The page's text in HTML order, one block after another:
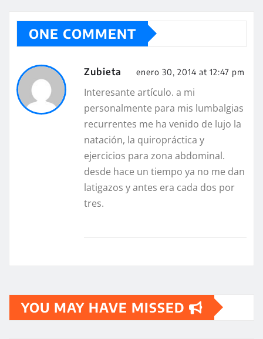
ONE COMMENT
Zubieta enero 30, 2014 at 12:47 pm
Interesante artículo. a mi
personalmente para mis lumbalgias
recurrentes me ha venido de lujo la
natación, la quiropráctica y
ejercicios para zona abdominal.
desde hace un tiempo ya no me dan
latigazos y antes era cada dos por
tres.
YOU MAY HAVE MISSED